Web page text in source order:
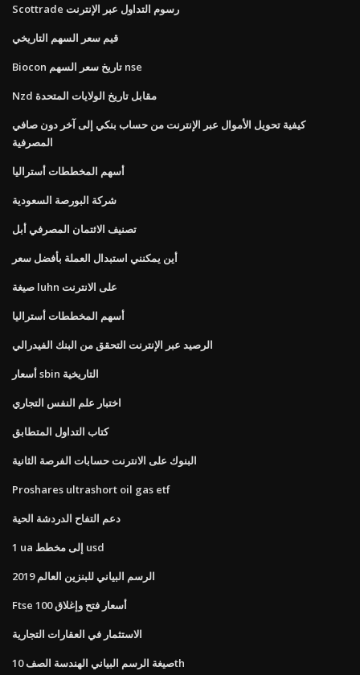
Scottrade رسوم التداول عبر الإنترنت
قيم سعر السهم التاريخي
Biocon تاريخ سعر السهم nse
Nzd مقابل تاريخ الولايات المتحدة
كيفية تحويل الأموال عبر الإنترنت من حساب بنكي إلى آخر دون صافي
المصرفية
أسهم المخططات أستراليا
شركة البورصة السعودية
تصنيف الائتمان المصرفي أبل
أين يمكنني استبدال العملة بأفضل سعر
صيغة luhn على الانترنت
أسهم المخططات أستراليا
الرصيد عبر الإنترنت التحقق من البنك الفيدرالي
أسعار sbin التاريخية
اختبار علم النفس التجاري
كتاب التداول المتطابق
البنوك على الانترنت حسابات الفرصة الثانية
Proshares ultrashort oil gas etf
دعم التفاح الدردشة الحية
1 ua إلى مخطط usd
الرسم البياني للبنزين العالم 2019
Ftse 100 أسعار فتح وإغلاق
الاستثمار في العقارات التجارية
صيغة الرسم البياني الهندسة الصف 10th